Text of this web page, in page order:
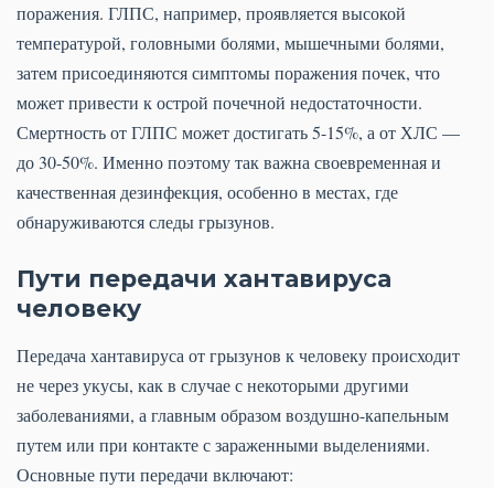
поражения. ГЛПС, например, проявляется высокой
температурой, головными болями, мышечными болями,
затем присоединяются симптомы поражения почек, что
может привести к острой почечной недостаточности.
Смертность от ГЛПС может достигать 5-15%, а от ХЛС —
до 30-50%. Именно поэтому так важна своевременная и
качественная дезинфекция, особенно в местах, где
обнаруживаются следы грызунов.
Пути передачи хантавируса
человеку
Передача хантавируса от грызунов к человеку происходит
не через укусы, как в случае с некоторыми другими
заболеваниями, а главным образом воздушно-капельным
путем или при контакте с зараженными выделениями.
Основные пути передачи включают: